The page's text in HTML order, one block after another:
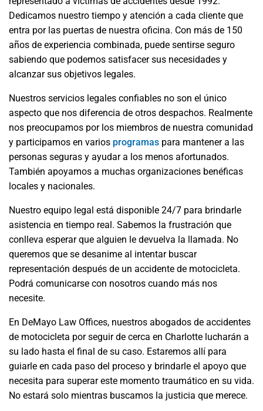
Dedicamos nuestro tiempo y atención a cada cliente que
entra por las puertas de nuestra oficina. Con más de 150
años de experiencia combinada, puede sentirse seguro
sabiendo que podemos satisfacer sus necesidades y
alcanzar sus objetivos legales.
Nuestros servicios legales confiables no son el único
aspecto que nos diferencia de otros despachos. Realmente
nos preocupamos por los miembros de nuestra comunidad
y participamos en varios programas para mantener a las
personas seguras y ayudar a los menos afortunados.
También apoyamos a muchas organizaciones benéficas
locales y nacionales.
Nuestro equipo legal está disponible 24/7 para brindarle
asistencia en tiempo real. Sabemos la frustración que
conlleva esperar que alguien le devuelva la llamada. No
queremos que se desanime al intentar buscar
representación después de un accidente de motocicleta.
Podrá comunicarse con nosotros cuando más nos
necesite.
En DeMayo Law Offices, nuestros abogados de accidentes
de motocicleta por seguir de cerca en Charlotte lucharán a
su lado hasta el final de su caso. Estaremos allí para
guiarle en cada paso del proceso y brindarle el apoyo que
necesita para superar este momento traumático en su vida.
No estará solo mientras buscamos la justicia que merece.